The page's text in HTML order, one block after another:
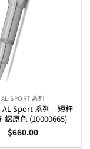
AL SPORT 系列
AL Sport 系列 – 短杆
鋁原色 (10000665)
$660.00